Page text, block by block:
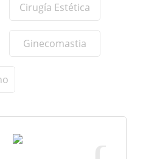
Cirugía Estética
Ginecomastia